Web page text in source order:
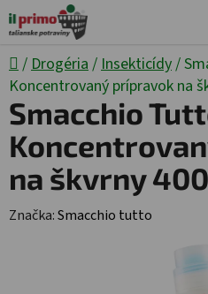
Prejsť na obsah
Domov
/ Drogéria / Insekticídy/
Koncentrovaný prípravok na
Smacchio
na škvrny
Značka:Smacchio tutto